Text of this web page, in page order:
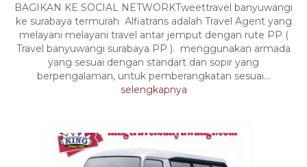
BAGIKAN KE SOCIAL NETWORKTweettravel banyuwangi
ke surabaya termurah Alfiatrans adalah Travel Agent yang
melayani melayani travel antar jemput dengan rute PP (
Travel banyuwangi surabaya PP ). menggunakan armada
yang sesuai dengan standart dan sopir yang
berpengalaman, untuk pemberangkatan sesuai...
selengkapnya